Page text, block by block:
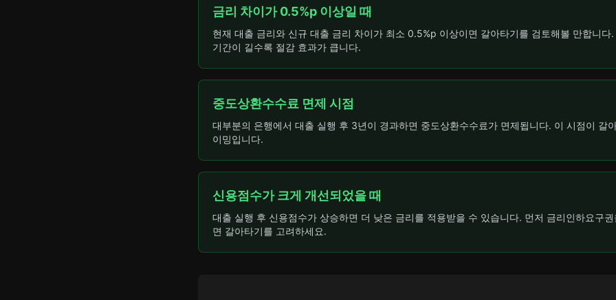
금리 차이가 0.5%p 이상일 때
현재 대출 금리와 신규 대출 금리 차이가 최소 0.5%p 이상이면 갈아타기를 검토해볼 만합니다
기간이 길수록 절감 효과가 큽니다.
중도상환수수료 면제 시점
대부분의 은행에서 대출 실행 후 3년이 경과하면 중도상환수수료가 면제됩니다. 이 시점이 갈
이밍입니다.
신용점수가 크게 개선되었을 때
대출 실행 후 신용점수가 상승하면 더 낮은 금리를 적용받을 수 있습니다. 먼저 금리인하요구
면 갈아타기를 고려하세요.